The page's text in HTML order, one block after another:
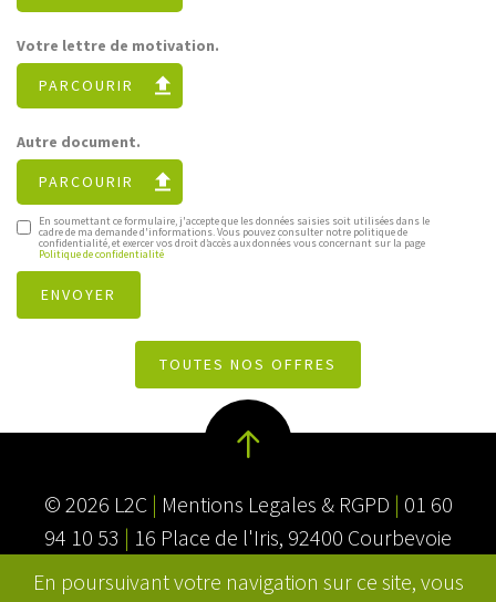
Votre lettre de motivation.
PARCOURIR
Autre document.
PARCOURIR
En soumettant ce formulaire, j'accepte que les données saisies soit utilisées dans le
cadre de ma demande d'informations. Vous pouvez consulter notre politique de
confidentialité, et exercer vos droit d’accès aux données vous concernant sur la page
Politique de confidentialité
TOUTES NOS OFFRES
© 2026 L2C | Mentions Legales & RGPD | 01 60
94 10 53 | 16 Place de l'Iris, 92400 Courbevoie
En poursuivant votre navigation sur ce site, vous